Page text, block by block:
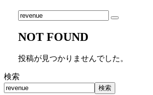
NOT FOUND
投稿が見つかりませんでした。
検索
検索